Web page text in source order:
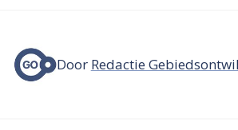
Door Redactie